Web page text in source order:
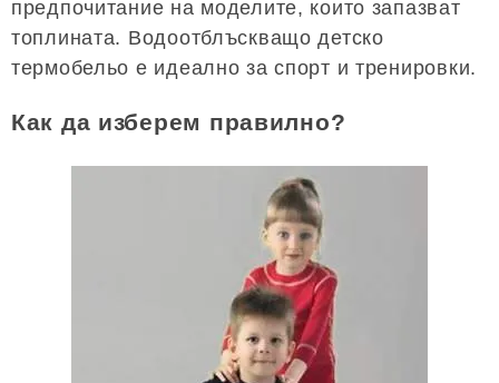
предпочитание на моделите, които запазват
топлината. Водоотблъскващо детско
термобельо е идеално за спорт и тренировки.
Как да изберем правилно?